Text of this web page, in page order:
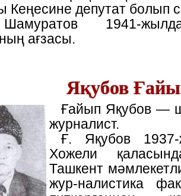
Кеңесине депутат болып
ағзасы.
Яқубов
Ғайып Яқубов — шайыр, дилмаш ҳәм
журналист.
Ғ. Яқубов 1937-жылы 9-октябрьде
Хожели
Ташкент
жур-налистика